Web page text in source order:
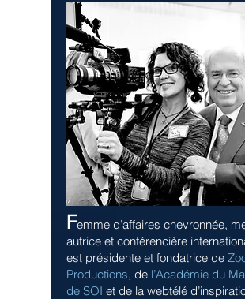
Femme d’affaires chevronnée,
autrice et conférencière
est présidente et fondatrice de
Productions, de l’Académie du
de SOI et de la webtélé